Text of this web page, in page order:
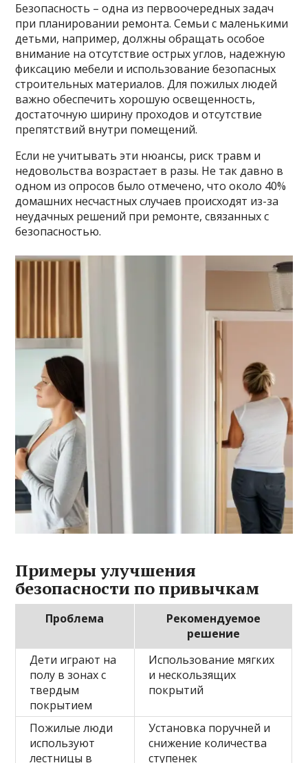
Безопасность – одна из первоочередных задач
при планировании ремонта. Семьи с маленькими
детьми, например, должны обращать особое
внимание на отсутствие острых углов, надежную
фиксацию мебели и использование безопасных
строительных материалов. Для пожилых людей
важно обеспечить хорошую освещенность,
достаточную ширину проходов и отсутствие
препятствий внутри помещений.
Если не учитывать эти нюансы, риск травм и
недовольства возрастает в разы. Не так давно в
одном из опросов было отмечено, что около 40%
домашних несчастных случаев происходят из-за
неудачных решений при ремонте, связанных с
безопасностью.
Примеры улучшения
безопасности по привычкам
Проблема
Рекомендуемое
решение
Дети играют на
полу в зонах с
твердым
покрытием
Использование мягких
и нескользящих
покрытий
Пожилые люди
используют
лестницы в
Установка поручней и
снижение количества
ступенек